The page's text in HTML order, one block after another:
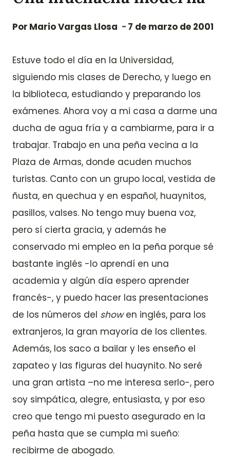
Por Mario Vargas Llosa 7 de marzo de 2001
Estuve todo el día en la Universidad,
siguiendo mis clases de Derecho, y luego en
la biblioteca, estudiando y preparando los
exámenes. Ahora voy a mi casa a darme una
ducha de agua fría y a cambiarme, para ir a
trabajar. Trabajo en una peña vecina a la
Plaza de Armas, donde acuden muchos
turistas. Canto con un grupo local, vestida de
ñusta, en quechua y en español, huaynitos,
pasillos, valses. No tengo muy buena voz,
pero sí cierta gracia, y además he
conservado mi empleo en la peña porque sé
bastante inglés -lo aprendí en una
academia y algún día espero aprender
francés-, y puedo hacer las presentaciones
de los números del showen inglés, para los
extranjeros, la gran mayoría de los clientes.
Además, los saco a bailar y les enseño el
zapateo y las figuras del huaynito. No seré
una gran artista –no me interesa serlo-, pero
soy simpática, alegre, entusiasta, y por eso
creo que tengo mi puesto asegurado en la
peña hasta que se cumpla mi sueño:
recibirme de abogado.